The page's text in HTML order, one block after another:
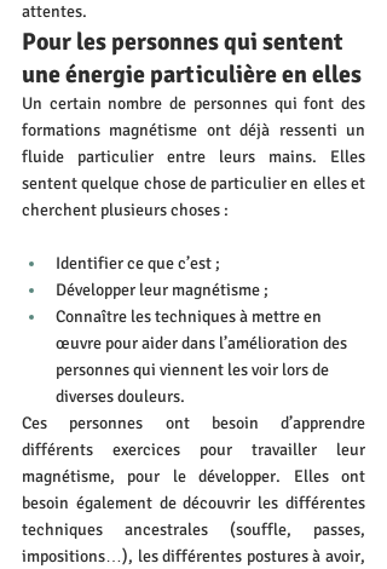
attentes.
Pour les personnes qui sentent
une énergie particulière en elles
Un certain nombre de personnes qui font des
formations magnétisme ont déjà ressenti un
fluide particulier entre leurs mains. Elles
sentent quelque chose de particulier en elles et
cherchent plusieurs choses :
Identifier ce que c’est ;
Développer leur magnétisme ;
Connaître les techniques à mettre en
œuvre pour aider dans l’amélioration des
personnes qui viennent les voir lors de
diverses douleurs.
Ces personnes ont besoin d’apprendre
différents exercices pour travailler leur
magnétisme, pour le développer. Elles ont
besoin également de découvrir les différentes
techniques ancestrales (souffle, passes,
impositions…), les différentes postures à avoir,